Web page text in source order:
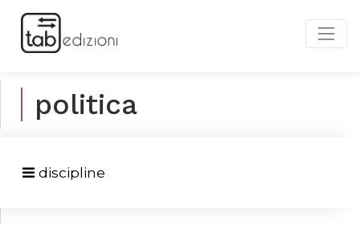
politica
discipline